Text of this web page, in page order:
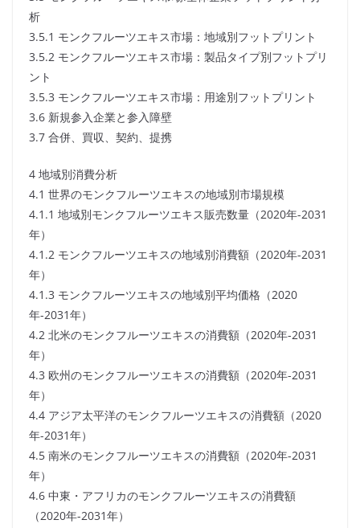
析
3.5.1 モンクフルーツエキス市場：地域別フットプリント
3.5.2 モンクフルーツエキス市場：製品タイプ別フットプリ
ント
3.5.3 モンクフルーツエキス市場：用途別フットプリント
3.6 新規参入企業と参入障壁
3.7 合併、買収、契約、提携
4 地域別消費分析
4.1 世界のモンクフルーツエキスの地域別市場規模
4.1.1 地域別モンクフルーツエキス販売数量（2020年-2031
年）
4.1.2 モンクフルーツエキスの地域別消費額（2020年-2031
年）
4.1.3 モンクフルーツエキスの地域別平均価格（2020
年-2031年）
4.2 北米のモンクフルーツエキスの消費額（2020年-2031
年）
4.3 欧州のモンクフルーツエキスの消費額（2020年-2031
年）
4.4 アジア太平洋のモンクフルーツエキスの消費額（2020
年-2031年）
4.5 南米のモンクフルーツエキスの消費額（2020年-2031
年）
4.6 中東・アフリカのモンクフルーツエキスの消費額
（2020年-2031年）